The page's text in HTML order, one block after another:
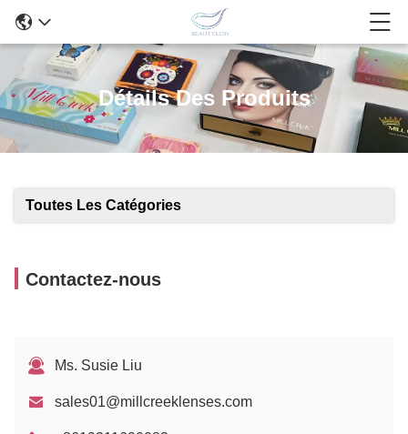
Détails Des Produits
Toutes Les Catégories
Contactez-nous
Ms. Susie Liu
sales01@millcreeklenses.com